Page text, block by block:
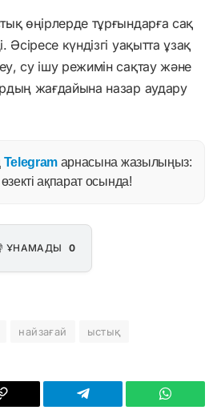
өңірлерде тұрғындарға сақ
Әсіресе күндізгі уақытта ұзақ
су ішу режимін сақтау және
жағдайына назар аудару
Telegram арнасына жазылыңыз:
ақпарат осында!
ҰНАМАДЫ 0
найзағай ыстық
Copy
Telegram